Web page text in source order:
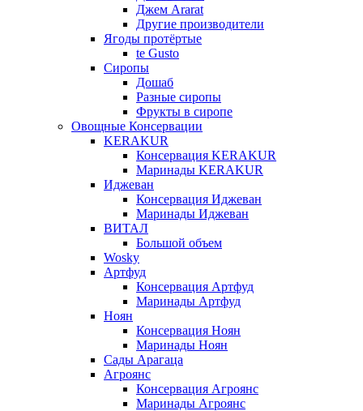
Джем Ararat
Другие производители
Ягоды протёртые
te Gusto
Сиропы
Дошаб
Разные сиропы
Фрукты в сиропе
Овощные Консервации
KERAKUR
Консервация KERAKUR
Маринады KERAKUR
Иджеван
Консервация Иджеван
Маринады Иджеван
ВИТАЛ
Большой объем
Wosky
Артфуд
Консервация Артфуд
Маринады Артфуд
Ноян
Консервация Ноян
Маринады Ноян
Сады Арагаца
Агроянс
Консервация Агроянс
Маринады Агроянс